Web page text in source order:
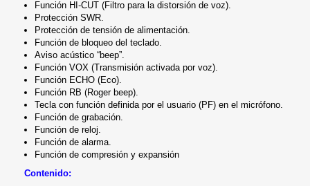
Función HI-CUT (Filtro para la distorsión de voz).
Protección SWR.
Protección de tensión de alimentación.
Función de bloqueo del teclado.
Aviso acústico “beep”.
Función VOX (Transmisión activada por voz).
Función ECHO (Eco).
Función RB (Roger beep).
Tecla con función definida por el usuario (PF) en el micrófono.
Función de grabación.
Función de reloj.
Función de alarma.
Función de compresión y expansión
Contenido: